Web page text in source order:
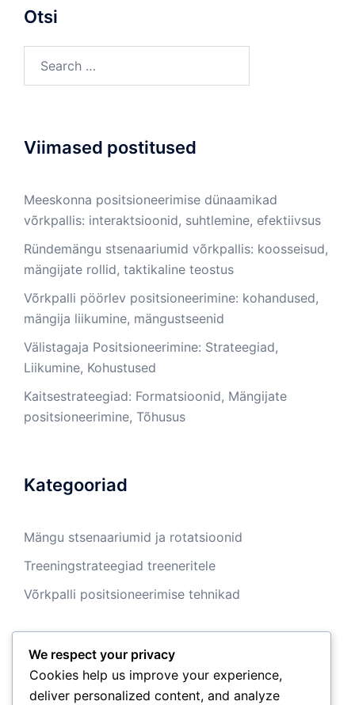
Otsi
for:
Viimased postitused
Meeskonna positsioneerimise dünaamikad
võrkpallis: interaktsioonid, suhtlemine, efektiivsus
Ründemängu stsenaariumid võrkpallis: koosseisud,
mängijate rollid, taktikaline teostus
Võrkpalli pöörlev positsioneerimine: kohandused,
mängija liikumine, mängustseenid
Välistagaja Positsioneerimine: Strateegiad,
Liikumine, Kohustused
Kaitsestrateegiad: Formatsioonid, Mängijate
positsioneerimine, Tõhusus
Kategooriad
Mängu stsenaariumid ja rotatsioonid
Treeningstrateegiad treeneritele
Võrkpalli positsioneerimise tehnikad
Arhiiv
We respect your privacy
Cookies help us improve your experience,
deliver personalized content, and analyze